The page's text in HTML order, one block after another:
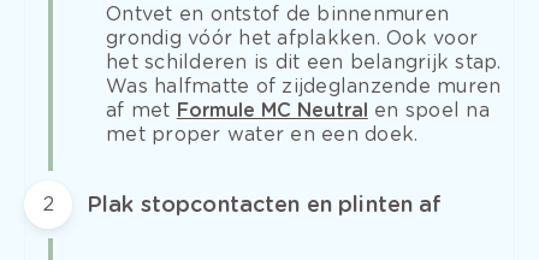
Ontvet en ontstof de binnenmuren
grondig vóór het afplakken. Ook voor
het schilderen is dit een belangrijk stap.
Was halfmatte of zijdeglanzende muren
af met Formule MC Neutral en spoel na
met proper water en een doek.
2 Plak stopcontacten en plinten af